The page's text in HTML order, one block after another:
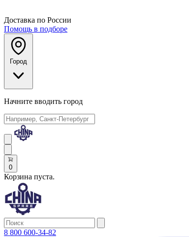
Доставка по России
Помощь в подборе
Город
Начните вводить город
0
Корзина пуста.
8 800 600-34-82